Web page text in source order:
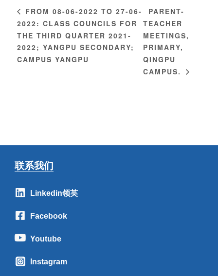
FROM 08-06-2022 TO 27-06-
2022: CLASS COUNCILS FOR
THE THIRD QUARTER 2021-
2022; YANGPU SECONDARY;
CAMPUS YANGPU
PARENT-
TEACHER
MEETINGS,
PRIMARY,
QINGPU
CAMPUS.
联系我们
Linkedin领英
Facebook
Youtube
Instagram